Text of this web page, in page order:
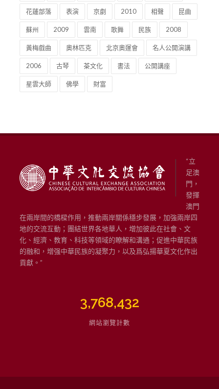
花蓮部落 表演 京劇 2010 相聲 昆曲
蘇州 2009 雲南 歌舞 民族 2008
黃梅戲曲 奧林匹克 北京奧運會 名人公開演講
2006 古琴 茶文化 書法 公開講座
星雲大師 佛學 財富
足澳
門，
發揮
澳門
在兩岸間的橋樑作用，推動兩岸關係穩步發展，加強兩岸四
地的交流互動；團結世界各地華人，增加彼此在社會、文
化、經濟、教育、科技等領域的瞭解和溝通；促進中華民族
的融和，增强中華民族的凝聚力，以及爲弘揚華夏文化作出
貢獻。”
3,768,432